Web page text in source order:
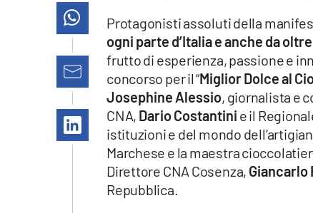
lacapitalenews.it
Vai
Protagonisti assoluti della
ogni parte d’Italia e anche da
frutto di esperienza, passione e
concorso per il “Miglior Dolce al
Josephine Alessio, giornalista e
CNA, Dario Costantini e il
istituzioni e del mondo
Marchese e la maestra
Direttore CNA Cosenza, Giancarlo
Repubblica.